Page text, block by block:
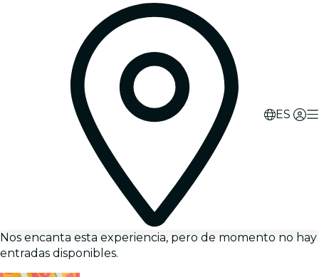
ES
Nos encanta esta experiencia, pero de momento no hay
entradas disponibles.